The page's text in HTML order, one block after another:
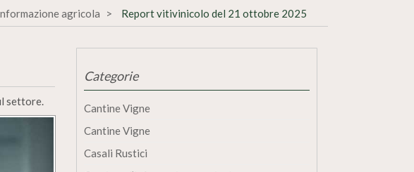
agricola Report vitivinicolo del 21 ottobre 2025
settore.
Categorie
Cantine Vigne
Cantine Vigne
Casali Rustici